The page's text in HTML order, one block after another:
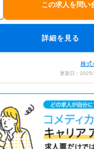
この求人を問い
詳細を見る
株式
更新日：